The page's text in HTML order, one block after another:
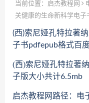
当前位置： 启杰教程网
关健康的生命新科学电
(西)索尼娅孔特拉著
子书pdfepub格式百
(西)索尼娅孔特拉著
子版大小共计6.5mb
启杰教程网路径：电